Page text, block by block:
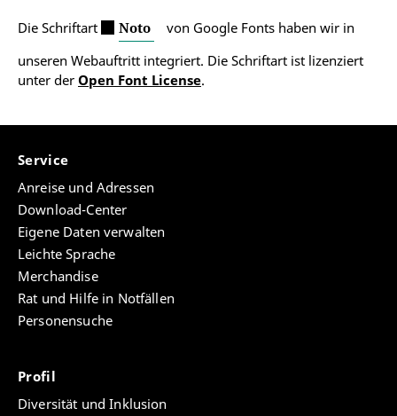
Die Schriftart Noto
von Google Fonts haben wir in
unseren Webauftritt integriert. Die Schriftart ist lizenziert
unter der Open Font License.
Service
Anreise und Adressen
Download-Center
Eigene Daten verwalten
Leichte Sprache
Merchandise
Rat und Hilfe in Notfällen
Personensuche
Profil
Diversität und Inklusion